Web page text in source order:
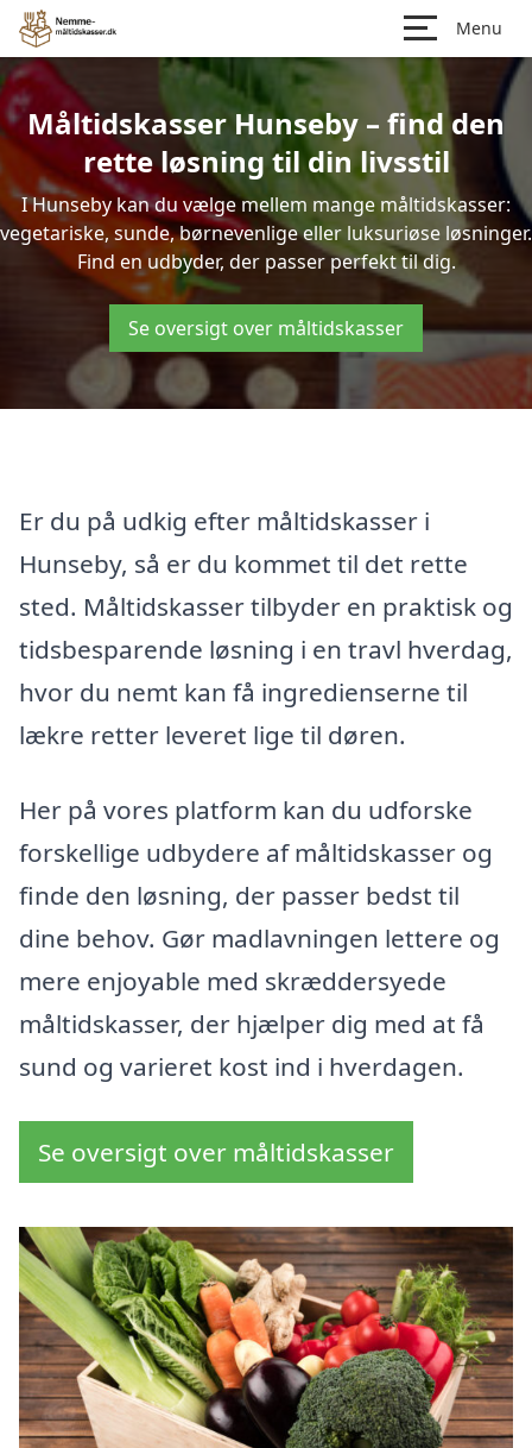
Menu
Måltidskasser Hunseby – find den
rette løsning til din livsstil
I Hunseby kan du vælge mellem mange måltidskasser:
vegetariske, sunde, børnevenlige eller luksuriøse løsninger.
Find en udbyder, der passer perfekt til dig.
Se oversigt over måltidskasser
Er du på udkig efter måltidskasser i
Hunseby, så er du kommet til det rette
sted. Måltidskasser tilbyder en praktisk og
tidsbesparende løsning i en travl hverdag,
hvor du nemt kan få ingredienserne til
lækre retter leveret lige til døren.
Her på vores platform kan du udforske
forskellige udbydere af måltidskasser og
finde den løsning, der passer bedst til
dine behov. Gør madlavningen lettere og
mere enjoyable med skræddersyede
måltidskasser, der hjælper dig med at få
sund og varieret kost ind i hverdagen.
Se oversigt over måltidskasser